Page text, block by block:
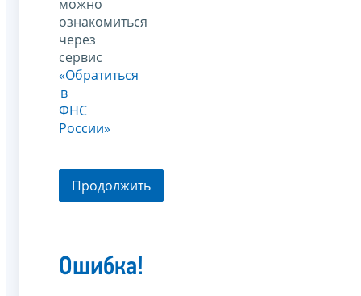
можно
ознакомиться
через
сервис
«Обратиться
в
ФНС
России»
Продолжить
Ошибка!